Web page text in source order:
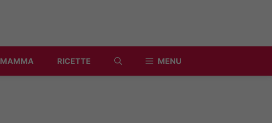
MAMMA RICETTE MENU